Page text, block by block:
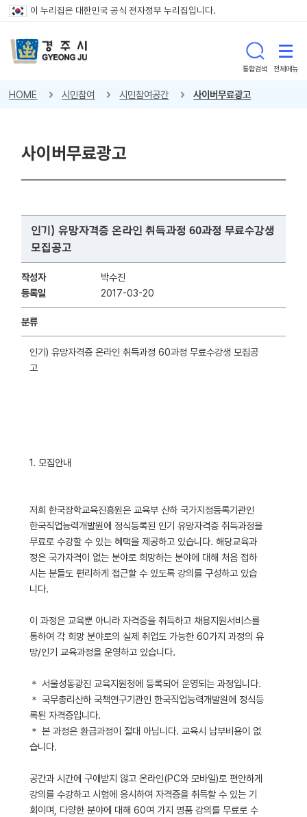
이 누리집은 대한민국 공식 전자정부 누리집입니다.
통합검색 전체메뉴
HOME 시민참여 시민참여공간 사이버무료광고
사이버무료광고
인기) 유망자격증 온라인 취득과정 60과정 무료수강생
모집공고
작성자
박수진
등록일
2017-03-20
분류
인기) 유망자격증 온라인 취득과정 60과정 무료수강생 모집공
고
1. 모집안내
저희 한국장학교육진흥원은 교육부 산하 국가지정등록기관인
한국직업능력개발원에 정식등록된 인기 유망자격증 취득과정을
무료로 수강할 수 있는 혜택을 제공하고 있습니다. 해당교육과
정은 국가자격이 없는 분야로 희망하는 분야에 대해 처음 접하
시는 분들도 편리하게 접근할 수 있도록 강의를 구성하고 있습
니다.
이 과정은 교육뿐 아니라 자격증을 취득하고 채용지원서비스를
통하여 각 희망 분야로의 실제 취업도 가능한 60가지 과정의 유
망/인기 교육과정을 운영하고 있습니다.
＊ 서울성동광진 교육지원청에 등록되어 운영되는 과정입니다.
＊ 국무총리산하 국책연구기관인 한국직업능력개발원에 정식등
록된 자격증입니다.
＊ 본 과정은 환급과정이 절대 아닙니다. 교육시 납부비용이 없
습니다.
공간과 시간에 구애받지 않고 온라인(PC와 모바일)로 편안하게
강의를 수강하고 시험에 응시하여 자격증을 취득할 수 있는 기
회이며, 다양한 분야에 대해 60여 가지 명품 강의를 무료로 수